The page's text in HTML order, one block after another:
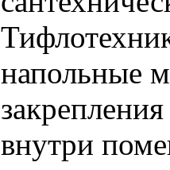
напольные
внутри